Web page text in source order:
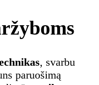
, svarbu
paruošimą